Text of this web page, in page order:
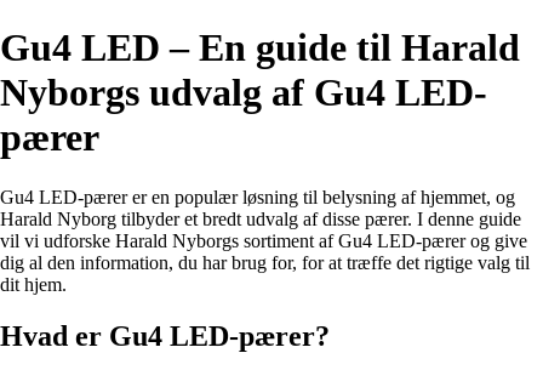
Gu4 LED – En guide til Harald
Nyborgs udvalg af Gu4 LED-
pærer
Gu4 LED-pærer er en populær løsning til belysning af hjemmet, og
Harald Nyborg tilbyder et bredt udvalg af disse pærer. I denne guide
vil vi udforske Harald Nyborgs sortiment af Gu4 LED-pærer og give
dig al den information, du har brug for, for at træffe det rigtige valg til
dit hjem.
Hvad er Gu4 LED-pærer?